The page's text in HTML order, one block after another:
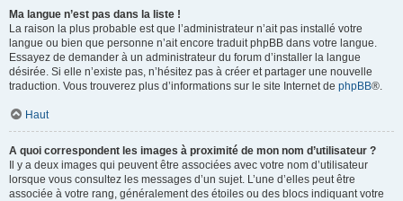
Ma langue n’est pas dans la liste !
La raison la plus probable est que l’administrateur n’ait pas installé votre
langue ou bien que personne n’ait encore traduit phpBB dans votre langue.
Essayez de demander à un administrateur du forum d’installer la langue
désirée. Si elle n’existe pas, n’hésitez pas à créer et partager une nouvelle
traduction. Vous trouverez plus d’informations sur le site Internet de phpBB®.
Haut
A quoi correspondent les images à proximité de mon nom d’utilisateur ?
Il y a deux images qui peuvent être associées avec votre nom d’utilisateur
lorsque vous consultez les messages d’un sujet. L’une d’elles peut être
associée à votre rang, généralement des étoiles ou des blocs indiquant votre